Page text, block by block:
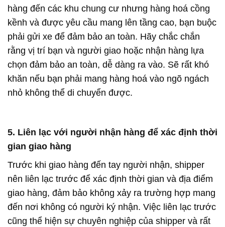
hàng đến các khu chung cư nhưng hàng hoá cồng
kềnh và được yêu cầu mang lên tầng cao, bạn buộc
phải gửi xe để đảm bảo an toàn. Hãy chắc chắn
rằng vị trí bạn và người giao hoặc nhận hàng lựa
chọn đảm bảo an toàn, dễ dàng ra vào. Sẽ rất khó
khăn nếu bạn phải mang hàng hoá vào ngõ ngách
nhỏ không thể di chuyển được.
5. Liên lạc với người nhận hàng để xác định thời
gian giao hàng
Trước khi giao hàng đến tay người nhận, shipper
nên liên lạc trước để xác định thời gian và địa điểm
giao hàng, đảm bảo không xảy ra trường hợp mang
đến nơi không có người ký nhận. Việc liên lạc trước
cũng thể hiện sự chuyên nghiệp của shipper và rất